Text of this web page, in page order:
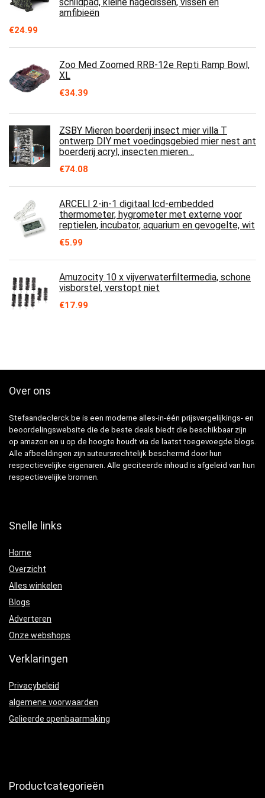
amfibieën
€24.99
Zoo Med Zoomed RRB-12e Repti Ramp Bowl,
XL
€34.39
ZSBY Mieren boerderij insect mier villa T
ontwerp DIY met voedingsgebied mier nest ant
boerderij acryl, insecten mieren…
€74.08
ARCELI 2-in-1 digitaal lcd-embedded
thermometer, hygrometer met externe voor
reptielen, incubator, aquarium en gevogelte, wit
€5.99
Amuzocity 10 x vijverwaterfiltermedia, schone
visborstel, verstopt niet
€17.99
Over ons
Stefaandeclerck.be is een moderne alles-in-één prijsvergelijkings- en
beoordelingswebsite die de beste deals biedt die beschikbaar zijn
op amazon en u op de hoogte houdt via de laatst toegevoegde blogs.
Alle afbeeldingen zijn auteursrechtelijk beschermd door hun
respectievelijke eigenaren. Alle geciteerde inhoud is afgeleid van hun
respectievelijke bronnen.
Snelle links
Home
Overzicht
Alles winkelen
Blogs
Adverteren
Onze webshops
Verklaringen
Privacybeleid
algemene voorwaarden
Gelieerde openbaarmaking
Productcategorieën